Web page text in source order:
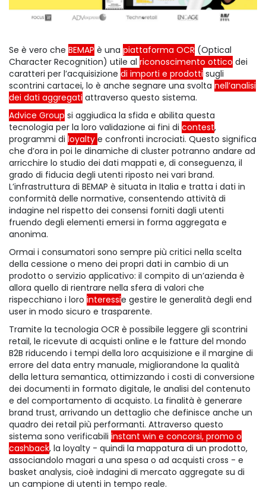
Se è vero che BEMAP è una piattaforma OCR (Optical
Character Recognition) utile al riconoscimento ottico dei
caratteri per l’acquisizione di importi e prodotti sugli
scontrini cartacei, lo è anche segnare una svolta nell’analisi
dei dati aggregati attraverso questo sistema.
Advice Group si aggiudica la sfida e abilita questa
tecnologia per la loro validazione ai fini di contest,
programmi di loyalty e confronti incrociati. Questo significa
che d’ora in poi le dinamiche di cluster potranno andare ad
arricchire lo studio dei dati mappati e, di conseguenza, il
grado di fiducia degli utenti riposto nei vari brand.
L’infrastruttura di BEMAP è situata in Italia e tratta i dati in
conformità delle normative, consentendo attività di
indagine nel rispetto dei consensi forniti dagli utenti
fruendo degli elementi emersi in forma aggregata e
anonima.
Ormai i consumatori sono sempre più critici nella scelta
della cessione o meno dei propri dati in cambio di un
prodotto o servizio applicativo: il compito di un’azienda è
allora quello di rientrare nella sfera di valori che
rispecchiano i loro interessie gestire le generalità degli end
user in modo sicuro e trasparente.
Tramite la tecnologia OCR è possibile leggere gli scontrini
retail, le ricevute di acquisti online e le fatture del mondo
B2B riducendo i tempi della loro acquisizione e il margine di
errore del data entry manuale, migliorandone la qualità
della lettura semantica, ottimizzando i costi di conversione
dei documenti in formato digitale, le analisi del contenuto
e del comportamento di acquisto. La finalità è generare
brand trust, arrivando un dettaglio che definisce anche un
quadro dei retail più performanti. Attraverso questo
sistema sono verificabili instant win e concorsi, promo o
cashback, la loyalty - quindi la mappatura di un prodotto,
associandolo magari a una spesa o ad acquisti cross - e
basket analysis, cioè indagini di mercato aggregate su di
un campione di utenti in tempo reale.